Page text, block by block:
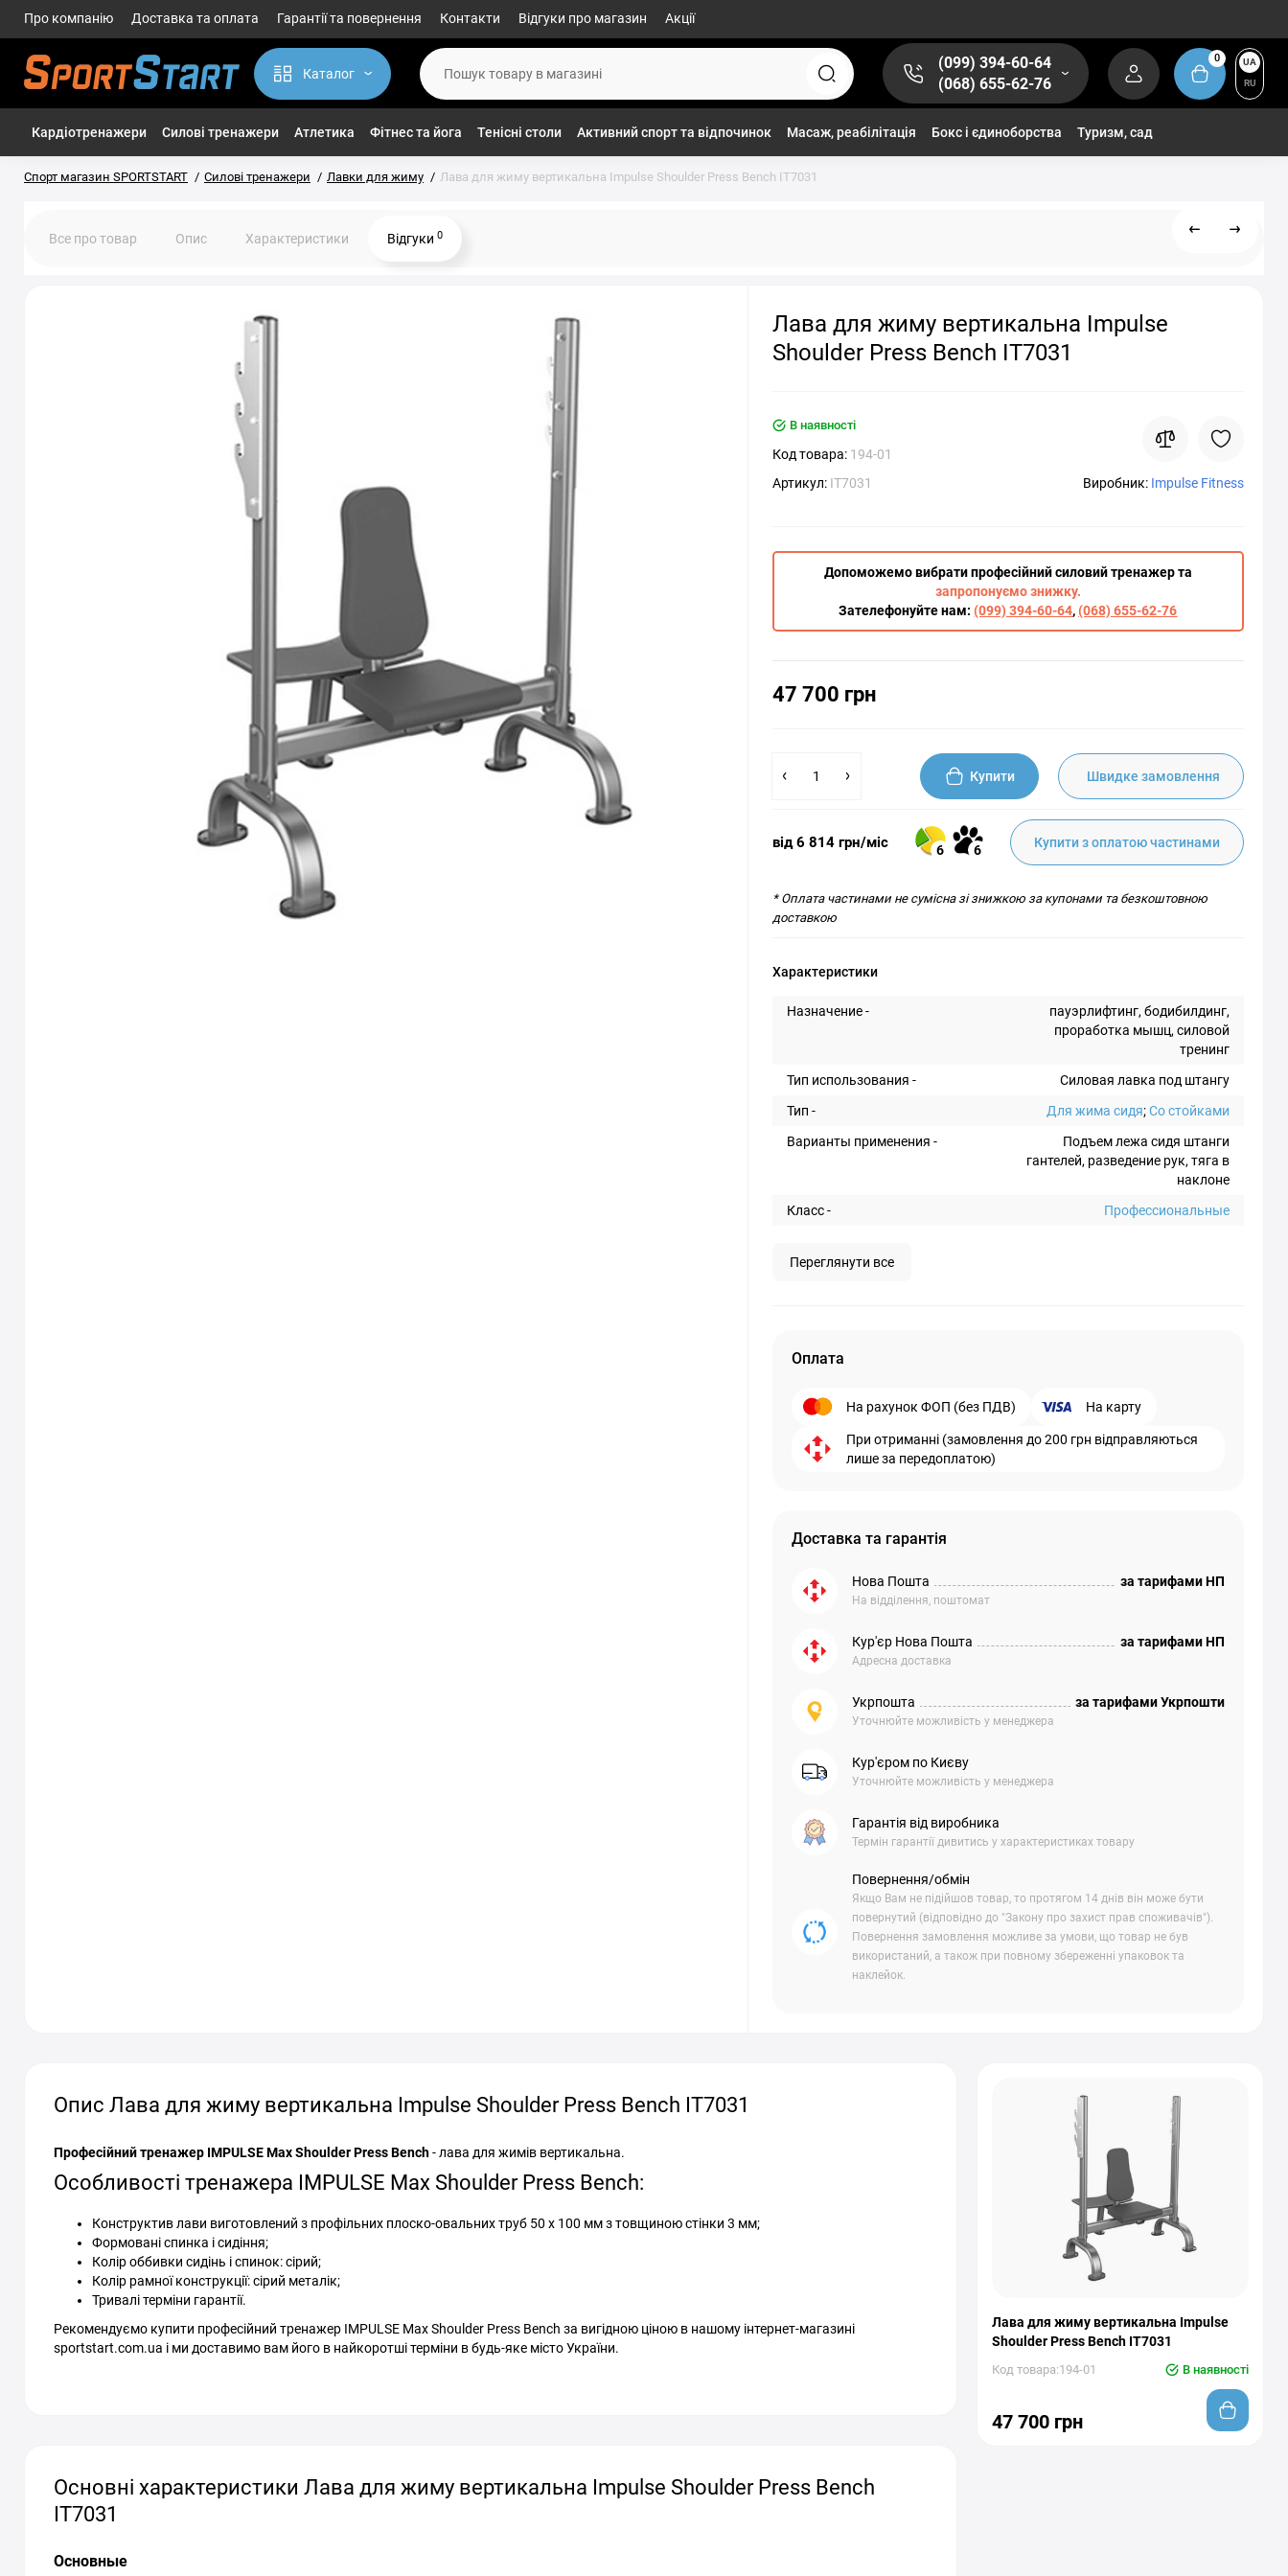
Про компанію Доставка та оплата Гарантії та повернення Контакти Відгуки про магазин Акції
Каталог
(099) 394-60-64
(068) 655-62-76
0
UA
RU
Кардіотренажери Силові тренажери Атлетика Фітнес та йога Тенісні столи Активний спорт та відпочинок Масаж, реабілітація Бокс і єдиноборства Туризм, сад
Спорт магазин SPORTSTART Силові тренажери Лавки для жиму Лава для жиму вертикальна Impulse Shoulder Press Bench IT7031
Все про товар Опис Характеристики Відгуки 0
Лава для жиму вертикальна Impulse
Shoulder Press Bench IT7031
В наявності
Код товара: 194-01
Артикул: IT7031 Виробник: Impulse Fitness
Допоможемо вибрати професійний силовий тренажер та
запропонуємо знижку.
Зателефонуйте нам:(099) 394-60-64,(068) 655-62-76
47 700 грн
Купити Швидке замовлення
від 6 814 грн/міс 6 6 Купити з оплатою частинами
* Оплата частинами не сумісна зі знижкою за купонами та безкоштовною
доставкою
Характеристики
Назначение -
пауэрлифтинг, бодибилдинг,
проработка мышц, силовой
тренинг
Тип использования -
Силовая лавка под штангу
Тип -
Для жима сидя;Со стойками
Варианты применения -
Подъем лежа сидя штанги
гантелей, разведение рук, тяга в
наклоне
Класс -
Профессиональные
Переглянути все
Оплата
На рахунок ФОП (без ПДВ) На карту
При отриманні (замовлення до 200 грн відправляються
лише за передоплатою)
Доставка та гарантія
Нова Пошта
На відділення, поштомат
за тарифами НП
Кур'єр Нова Пошта
Адресна доставка
за тарифами НП
Укрпошта
Уточнюйте можливість у менеджера
за тарифами Укрпошти
Кур'єром по Києву
Уточнюйте можливість у менеджера
Гарантія від виробника
Термін гарантії дивитись у характеристиках товару
Повернення/обмін
Якщо Вам не підійшов товар, то протягом 14 днів він може бути
повернутий (відповідно до "Закону про захист прав споживачів").
Повернення замовлення можливе за умови, що товар не був
використаний, а також при повному збереженні упаковок та
наклейок.
Опис Лава для жиму вертикальна Impulse Shoulder Press Bench IT7031
Професійний тренажер IMPULSE Max Shoulder Press Bench- лава для жимів вертикальна.
Особливості тренажера IMPULSE Max Shoulder Press Bench:
Конструктив лави виготовлений з профільних плоско-овальних труб 50 х 100 мм з товщиною стінки 3 мм;
Формовані спинка і сидіння;
Колір оббивки сидінь і спинок: сірий;
Колір рамної конструкції: сірий металік;
Тривалі терміни гарантії.
Рекомендуємо купити професійний тренажер IMPULSE Max Shoulder Press Bench за вигідною ціною в нашому інтернет-магазині
sportstart.com.ua і ми доставимо вам його в найкоротші терміни в будь-яке місто України.
Основні характеристики Лава для жиму вертикальна Impulse Shoulder Press Bench
IT7031
Основные
Лава для жиму вертикальна Impulse
Shoulder Press Bench IT7031
Код товара:194-01 В наявності
47 700 грн